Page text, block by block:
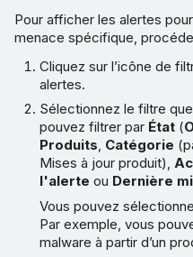
Pour afficher les alertes
menace spécifique,
Cliquez sur l’icône de
alertes.
Sélectionnez le filtre
pouvez filtrer par État (
Produits, Catégorie
Mises à jour produit),
l'alerte ou Dernière
Vous pouvez
Par exemple, vous
malware à partir d’un